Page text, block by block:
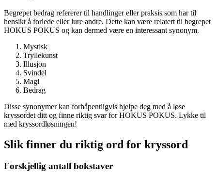
Begrepet bedrag refererer til handlinger eller praksis som har til
hensikt å forlede eller lure andre. Dette kan være relatert til begrepet
HOKUS POKUS og kan dermed være en interessant synonym.
Mystisk
Tryllekunst
Illusjon
Svindel
Magi
Bedrag
Disse synonymer kan forhåpentligvis hjelpe deg med å løse
kryssordet ditt og finne riktig svar for HOKUS POKUS. Lykke til
med kryssordløsningen!
Slik finner du riktig ord for kryssord
Forskjellig antall bokstaver